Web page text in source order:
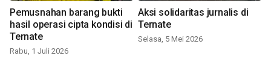
Pemusnahan barang bukti
hasil operasi cipta kondisi di
Ternate
Rabu, 1 Juli 2026
Aksi solidaritas jurnalis di
Ternate
Selasa, 5 Mei 2026